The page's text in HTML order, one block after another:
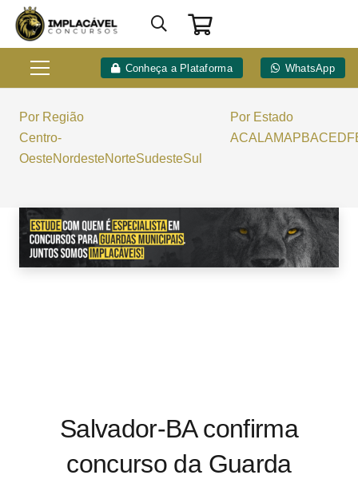
Conheça a Plataforma WhatsApp
Por Região
Centro-
OesteNordesteNorteSudesteSul
Por Estado
ACALAMAPBACEDF
Salvador-BA confirma
concurso da Guarda